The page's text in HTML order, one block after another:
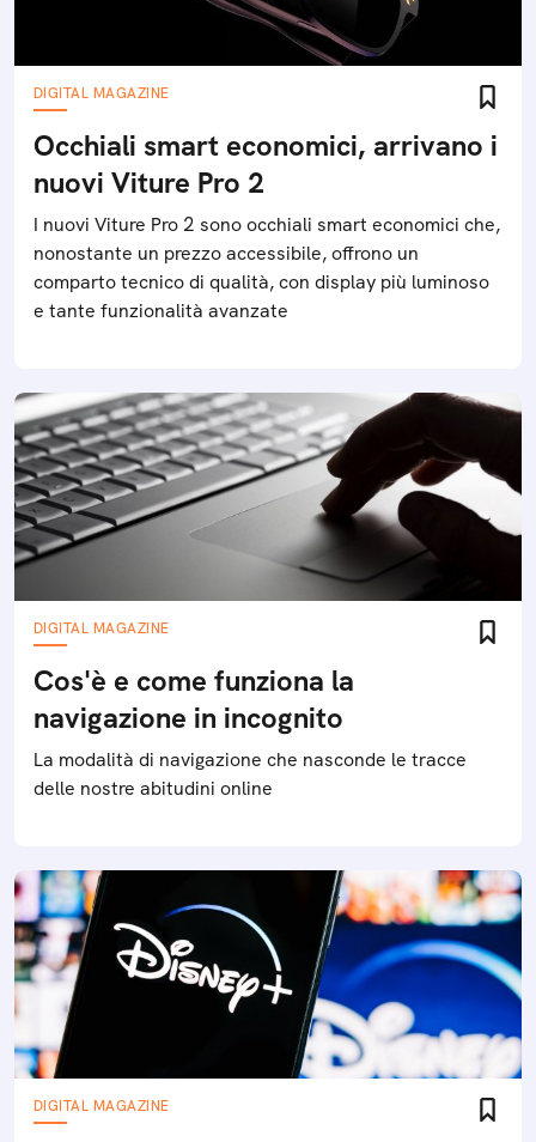
DIGITAL MAGAZINE
Occhiali smart economici, arrivano i
nuovi Viture Pro 2
I nuovi Viture Pro 2 sono occhiali smart economici che,
nonostante un prezzo accessibile, offrono un
comparto tecnico di qualità, con display più luminoso
e tante funzionalità avanzate
DIGITAL MAGAZINE
Cos'è e come funziona la
navigazione in incognito
La modalità di navigazione che nasconde le tracce
delle nostre abitudini online
DIGITAL MAGAZINE